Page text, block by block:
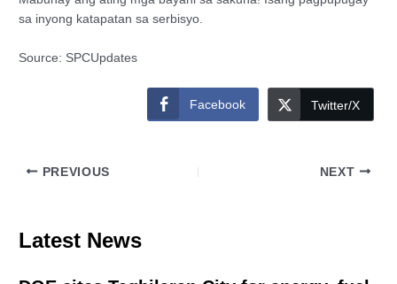
sa inyong katapatan sa serbisyo.
Source: SPCUpdates
Facebook Twitter/X
PREVIOUS NEXT
Latest News